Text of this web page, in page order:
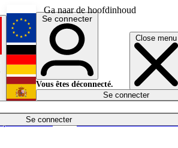
Ga naar de hoofdinhoud
Close menu
Se connecter
Économie
English
Deutsch
Español
Se connecter
Vous êtes déconnecté.
Se connecter